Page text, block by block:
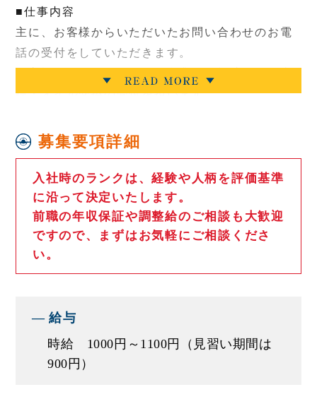
■仕事内容
主に、お客様からいただいたお問い合わせのお電
話の受付をしていただきます。
検・オイル交換の受付を担います。
充実しているため、未経験の方でも大歓迎です！
車検→難しい
■仕事に関して
反響の電話対応
■モデル年収例
募集要項詳細
入社時のランクは、経験や人柄を評価基準
に沿って決定いたします。
前職の年収保証や調整給のご相談も大歓迎
ですので、まずはお気軽にご相談くださ
い。
給与
時給 1000円～1100円（見習い期間は
900円）